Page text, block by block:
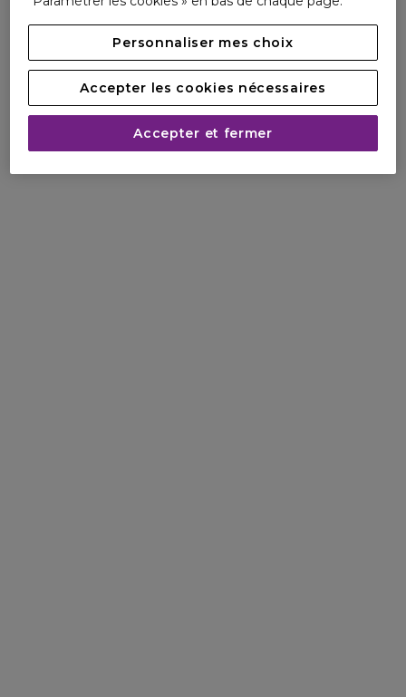
Personnaliser mes choix
Accepter les cookies nécessaires
Accepter et fermer